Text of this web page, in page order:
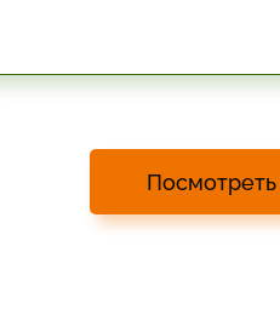
Посмотреть